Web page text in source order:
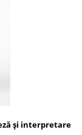
și interpretare